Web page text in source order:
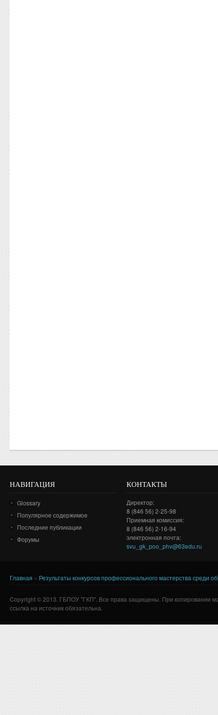
НАВИГАЦИЯ
Glossary
Популярное содержимое
Последние публикации
Форумы
КОНТАКТЫ
Директор:
8 (846 56) 2-25-98
Приемная комиссия:
8 (846 56) 2-16-94
электронная почта:
svu_gk_poo_phv@63edu.ru
Вы здесь
Главная » Результаты конкурсов профессионального мастерства
Copyright © 2013. ГБПОУ "ГКП". Все права защищены. При копировании
ссылка на источник обязательна.